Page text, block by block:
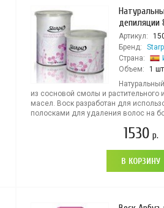
Артикул:
Бренд:
Страна:
Объем:
1 шт
из сосновой смолы и растительного
масел. Воск разработан для
полосками для удаления волос на
1530 р.
В КОРЗИНУ